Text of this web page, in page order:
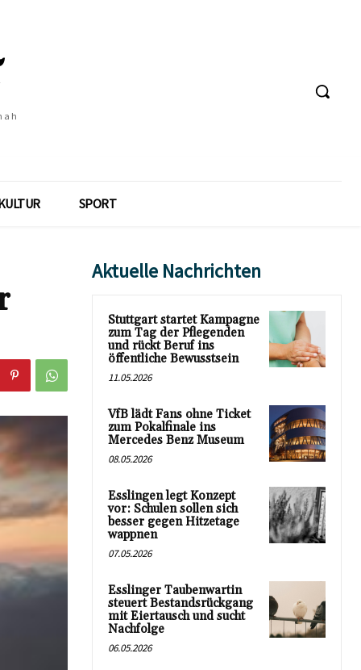
SPORT
Aktuelle Nachrichten
Stuttgart startet Kampagne
zum Tag der Pflegenden
und rückt Beruf ins
öffentliche Bewusstsein
11.05.2026
VfB lädt Fans ohne Ticket
zum Pokalfinale ins
Mercedes Benz Museum
08.05.2026
Esslingen legt Konzept
vor: Schulen sollen sich
besser gegen Hitzetage
wappnen
07.05.2026
Esslinger Taubenwartin
steuert Bestandsrückgang
mit Eiertausch und sucht
Nachfolge
06.05.2026